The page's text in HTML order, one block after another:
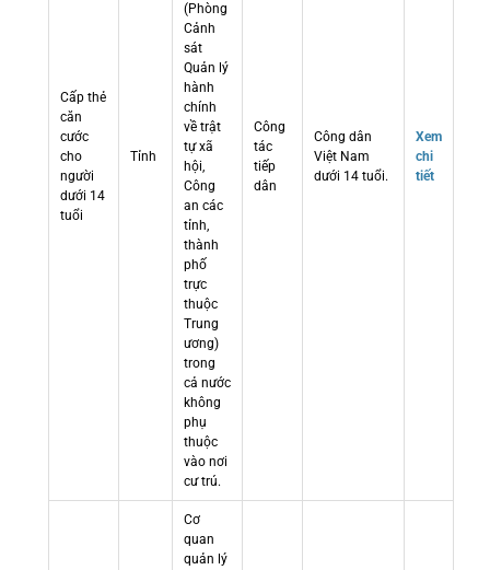
Cấp thẻ
căn
cước
cho
người
dưới 14
tuổi
Tỉnh
(Phòng
Cảnh
sát
Quản lý
hành
chính
về trật
tự xã
hội,
Công
an các
tỉnh,
thành
phố
trực
thuộc
Trung
ương)
trong
cả nước
không
phụ
thuộc
vào nơi
cư trú.
Công
tác
tiếp
dân
Công dân
Việt Nam
dưới 14 tuổi.
Xem
chi
tiết
Cơ
quan
quản lý